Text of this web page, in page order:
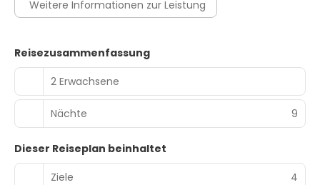
Weitere Informationen zur Leistung
Reisezusammenfassung
2 Erwachsene
Nächte 9
Dieser Reiseplan beinhaltet
Ziele
4